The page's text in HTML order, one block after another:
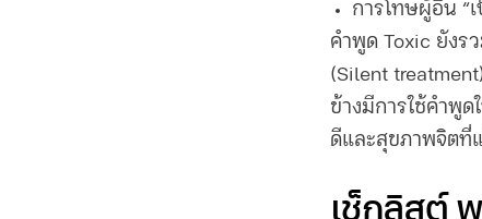
การโทษผู้อื่น “
คำพูด Toxic ยังร
(Silent
ข้างมีการใช้คำพู
ดีและสุขภาพจิตที่
เช็กลิสต์